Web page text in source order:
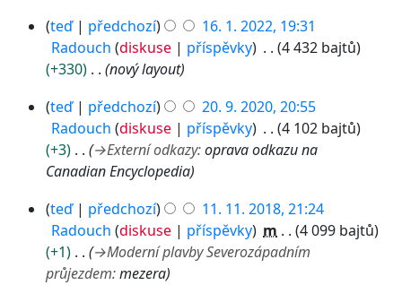
2
1
teď předchozí
16. 1. 2022, 19:31
Radouch diskuse příspěvky
4 432 bajtů
+330
nový layout
2
2
teď předchozí
20. 9. 2020, 20:55
Radouch diskuse příspěvky
4 102 bajtů
+3
→Externí odkazy:oprava odkazu na
Canadian Encyclopedia
1
teď předchozí
11. 11. 2018, 21:24
Radouch diskuse příspěvky m
4 099 bajtů
+1
→Moderní plavby Severozápadním
průjezdem:mezera